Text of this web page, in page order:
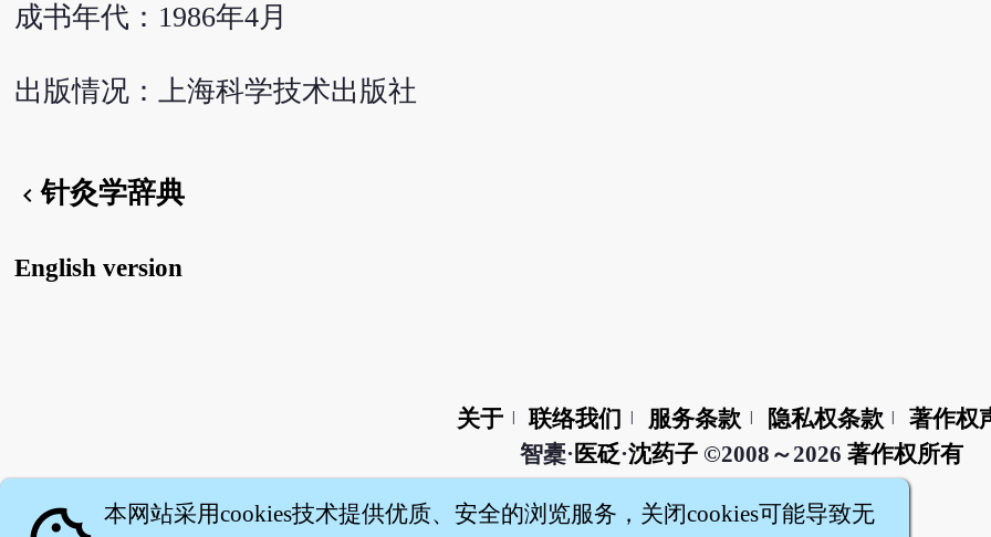
成书年代：1986年4月
出版情况：上海科学技术出版社
chevron_left针灸学辞典
English version
关于 联络我们 服务条款 隐私权条款
著作权
智橐· 医砭·沈药子©2008～2026 著作权所有
本网站采用cookies技术提供优质、安全的浏览服务，关闭cookies可能导致无